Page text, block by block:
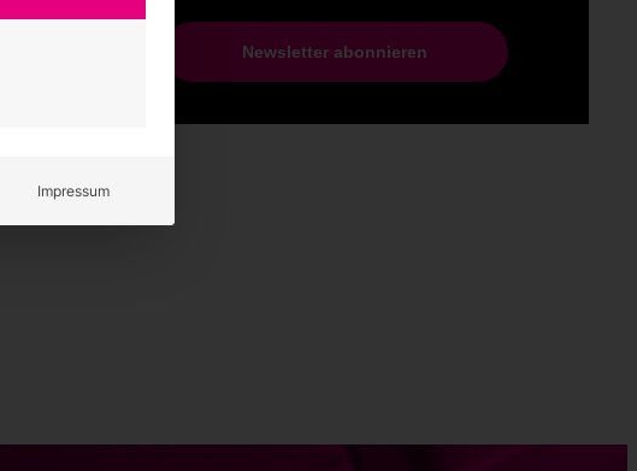
Voller Stolz: Unser neues
Corporate Design zum 50.
Geburtstag
Impressum